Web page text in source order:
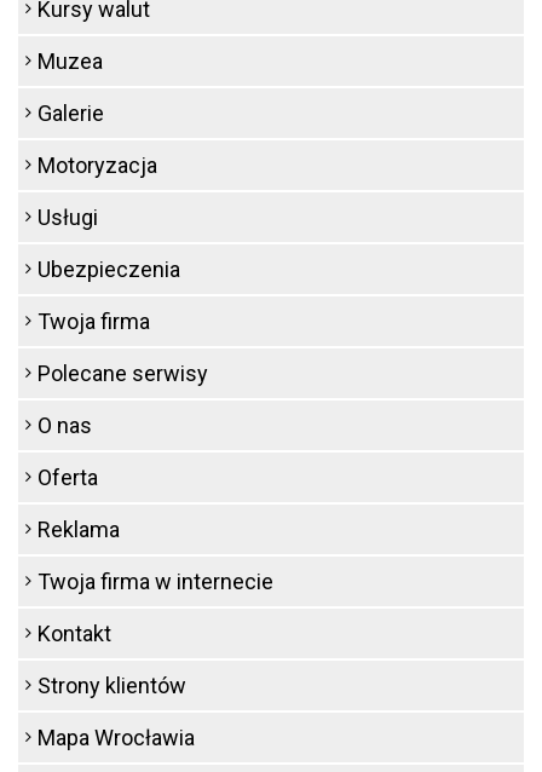
Kursy walut
Muzea
Galerie
Motoryzacja
Usługi
Ubezpieczenia
Twoja firma
Polecane serwisy
O nas
Oferta
Reklama
Twoja firma w internecie
Kontakt
Strony klientów
Mapa Wrocławia